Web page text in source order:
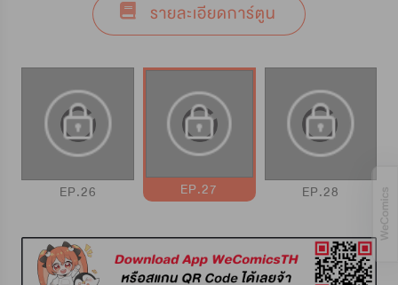
รายละเอียดการ์ตูน
EP.26 EP.27 EP.28